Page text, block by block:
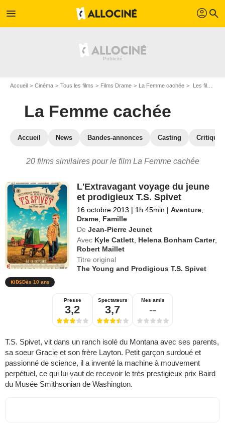
menu profil search
Accueil Cinéma Tous les films Films Drame La Femme cachée Les films similaires à "La Femme cachée"
La Femme cachée
Accueil News Bandes-annonces Casting
20 films similaires pour le film La Femme cachée
L'Extravagant voyage du jeune
et prodigieux T.S. Spivet
16 octobre 2013 | 1h 45min | Aventure
Drame Famille
De Jean-Pierre Jeunet
Avec Kyle Catlett Helena Bonham Carter,
Robert Maillet
Titre original
The Young and Prodigious T.S. Spivet
Dès 10 ans
Presse
3,2
Spectateurs
3,7
Mes amis
--
T.S. Spivet, vit dans un ranch isolé du Montana avec ses parents,
sa soeur Gracie et son frère Layton. Petit garçon surdoué et
passionné de science, il a inventé la machine à mouvement
perpétuel, ce qui lui vaut de recevoir le très prestigieux prix Baird
du Musée Smithsonian de Washington.